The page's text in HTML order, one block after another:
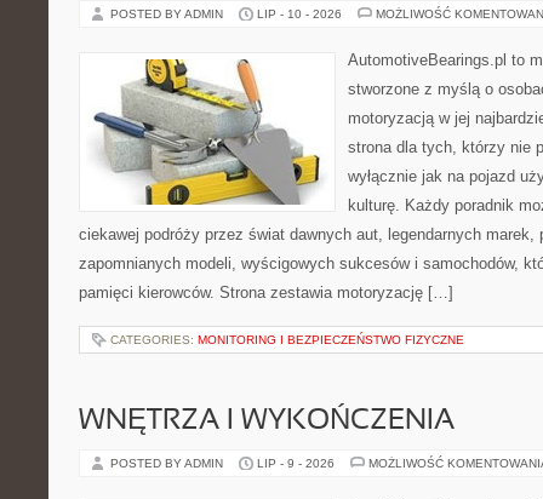
POSTED BY ADMIN LIP - 10 - 2026 MOŻLIWOŚĆ
AutomotiveBearings.pl to
stworzone z myślą o
motoryzacją w jej
strona dla tych, którzy nie
wyłącznie jak na pojazd
kulturę. Każdy poradnik
ciekawej podróży przez świat dawnych aut, legendarnych marek,
zapomnianych modeli, wyścigowych sukcesów i samochodów,
pamięci kierowców. Strona zestawia motoryzację […]
CATEGORIES: MONITORING I BEZPIECZEŃSTWO FIZYCZNE
WNĘTRZA I WYKOŃCZENIA
POSTED BY ADMIN LIP - 9 - 2026 MOŻLIWOŚĆ